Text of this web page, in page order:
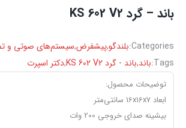
باند – گرد KS 602 V2
Categories: بلندگو,پیشفرض,سیستم‌های صوتی و
Tags: باند,باند - گرد KS 602 V2 ,دکتر اسپرت
توضیحات محصول:
ابعاد 16x16x7 سانتی‌متر
بیشینه صدای خروجی 200 وات